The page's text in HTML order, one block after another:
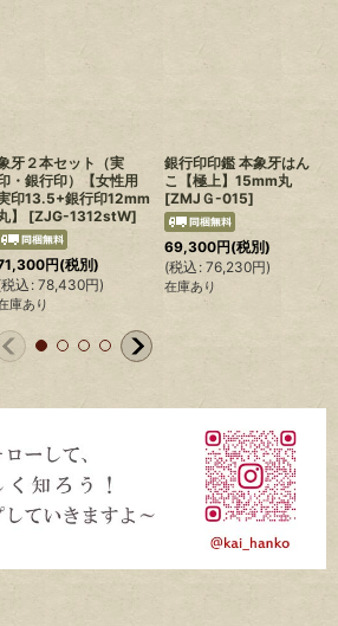
牙２本セット（実
・銀行印）【女性用
印13.5+銀行印12mm
】
[ZJG-1312stW]
円(税別)
税込 : 78,430円)
庫あり
銀行印印鑑 本象牙はん
こ【極上】15mm丸
[ZMJＧ-015]
69,300円(税別)
(税込 : 76,230円)
在庫あり